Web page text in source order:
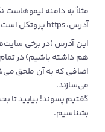
آدرس، https پروتکل است، limoo نام دامنه و .host پسوند دامنه.
این آدرس (در برخی
هم داشته باشیم) در
می‌سازند.
گفتیم پسوند! بیایید تا
بشناسیم.